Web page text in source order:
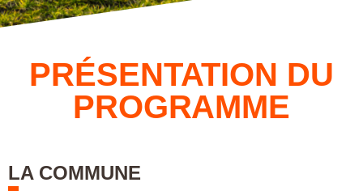
PRÉSENTATION DU
PROGRAMME
LA COMMUNE